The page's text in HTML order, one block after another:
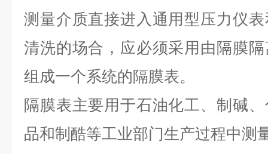
测量介质直接进入通用型压力仪
清洗的场合，应必须采用由隔膜
组成一个系统的隔膜表。
隔膜表主要用于石油化工、制碱
品和制酷等工业部门生产过程中测